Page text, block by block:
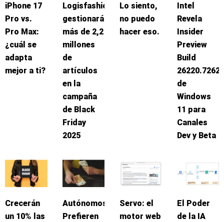
iPhone 17
Pro vs.
Pro Max:
¿cuál se
adapta
mejor a ti?
Logisfashion
gestionará
más de 2,2
millones
de
artículos
en la
campaña
de Black
Friday
2025
Lo siento,
no puedo
hacer eso.
Intel
Revela
Insider
Preview
Build
26220.7262
de
Windows
11 para
Canales
Dev y Beta
Crecerán
un 10% las
Autónomos
Prefieren
Servo: el
motor web
El Poder
de la IA